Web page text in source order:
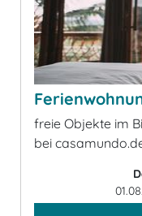
freie Objekte im
bei